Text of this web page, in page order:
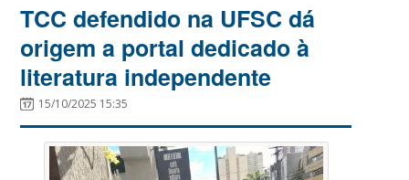
TCC defendido na UFSC dá
origem a portal dedicado à
literatura independente
15/10/2025 15:35